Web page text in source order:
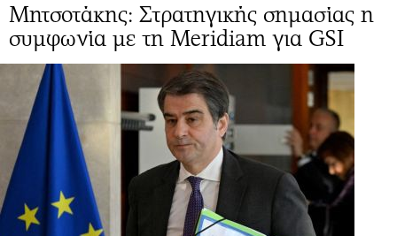
Μητσοτάκης: Στρατηγικής σημασίας η
συμφωνία με τη Meridiam για GSI